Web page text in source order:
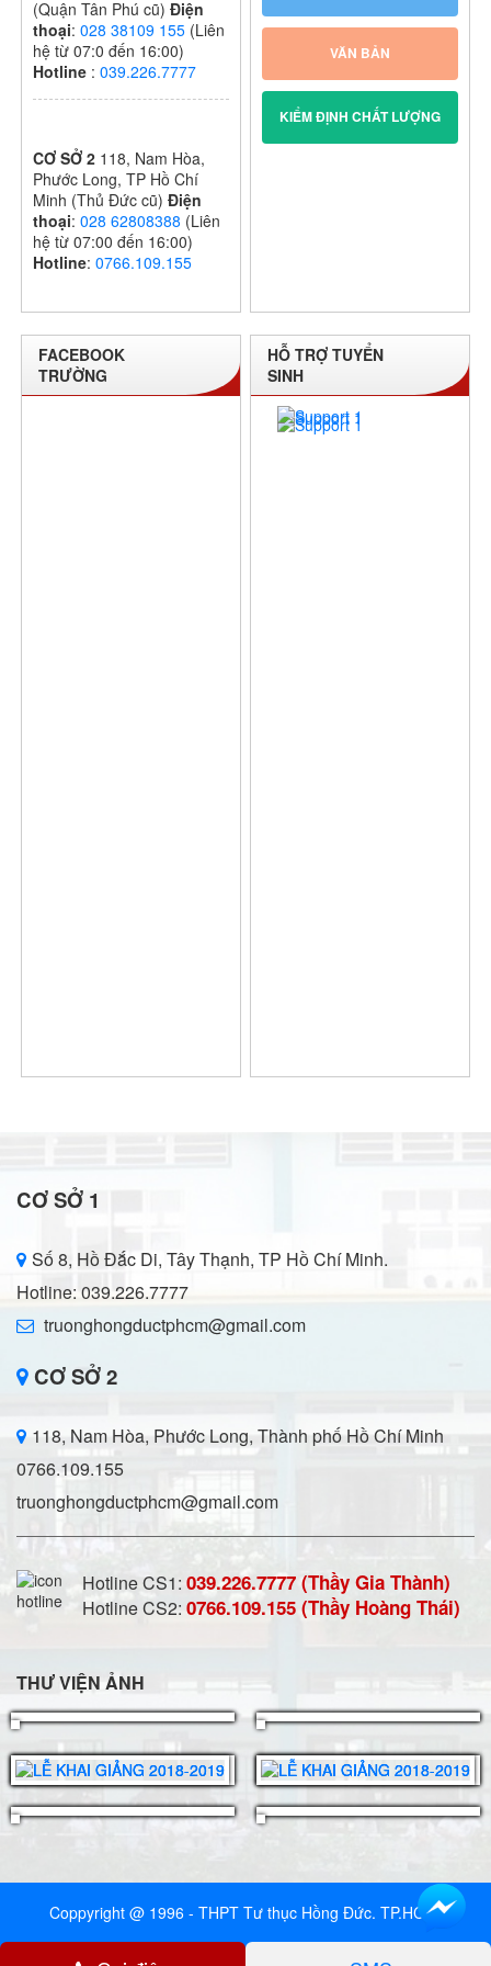
(Quận Tân Phú cũ) Điện
thoại:028 38109 155 (Liên
hệ từ 07:0 đến 16:00)
Hotline :039.226.7777
CƠ SỞ 2 118, Nam Hòa,
Phước Long, TP Hồ Chí
Minh (Thủ Đức cũ) Điện
thoại:028 62808388 (Liên
hệ từ 07:00 đến 16:00)
Hotline:0766.109.155
VĂN BẢN
KIỂM ĐỊNH CHẤT LƯỢNG
FACEBOOK
TRƯỜNG
HỖ TRỢ TUYỂN
SINH
CƠ SỞ 1
Số 8, Hồ Đắc Di, Tây Thạnh, TP Hồ Chí Minh.
Hotline: 039.226.7777
truonghongductphcm@gmail.com
CƠ SỞ 2
118, Nam Hòa, Phước Long, Thành phố Hồ Chí Minh
0766.109.155
truonghongductphcm@gmail.com
Hotline CS1: 039.226.7777 (Thầy Gia Thành)
Hotline CS2: 0766.109.155 (Thầy Hoàng Thái)
THƯ VIỆN ẢNH
Coppyright @ 1996 - THPT Tư thục Hồng Đức. TP.HCM.